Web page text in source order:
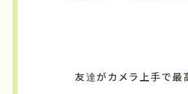
友達がカメラ上手で最